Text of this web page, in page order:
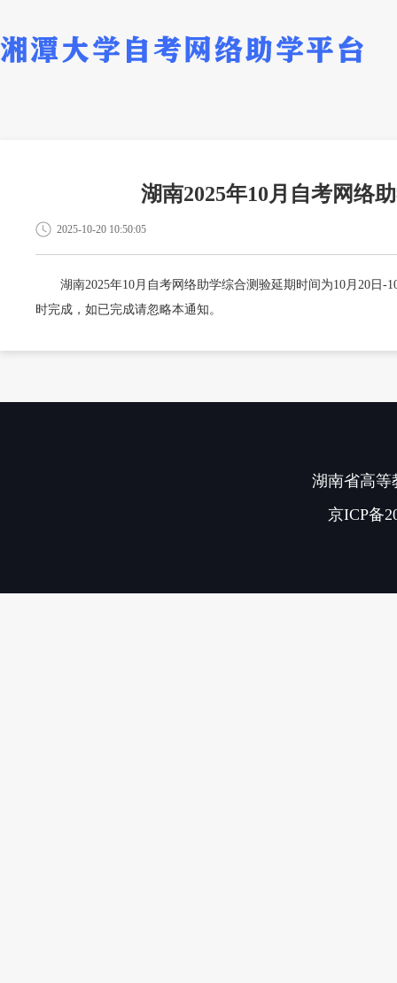
湖南2025年10月自考网络
2025-10-20 10:50:05
湖南2025年10月自考网络助学综合测验延期时间为10月20日-
时完成，如已完成请忽略本通知。
湖南省高等
京ICP备